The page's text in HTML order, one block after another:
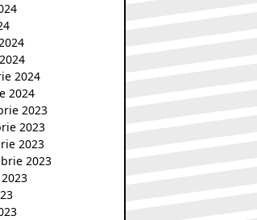
2024
2024
2023
2023
2023
2023